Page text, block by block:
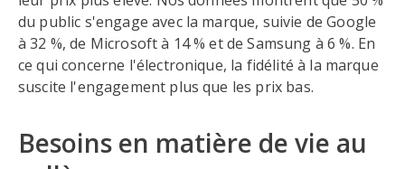
du public s'engage avec la marque, suivie de Google
à 32 %, de Microsoft à 14 % et de Samsung à 6 %. En
ce qui concerne l'électronique, la fidélité à la marque
suscite l'engagement plus que les prix bas.
Besoins en matière de vie au